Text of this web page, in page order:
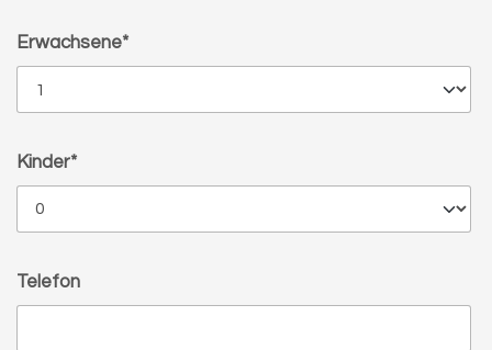
Erwachsene*
Kinder*
Telefon